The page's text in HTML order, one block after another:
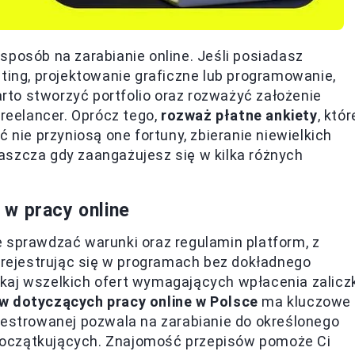
na zarabianie online. Jeśli posiadasz
projektowanie graficzne lub programowanie,
stworzyć portfolio oraz rozważyć założenie
Oprócz tego, rozważ płatne ankiety,
nie przyniosą one fortuny, zbieranie niewielkich
gdy zaangażujesz się w kilka różnych
pracy online
warunki oraz regulamin platform, z
się w programach bez dokładnego
wszelkich ofert wymagających wpłacenia
dotyczących pracy online w Polsce ma kluczowe
pozwala na zarabianie do określonego
Znajomość przepisów pomoże Ci